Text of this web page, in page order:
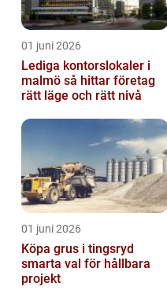
01 juni 2026
Lediga kontorslokaler i
malmö så hittar företag
rätt läge och rätt nivå
01 juni 2026
Köpa grus i tingsryd
smarta val för hållbara
projekt